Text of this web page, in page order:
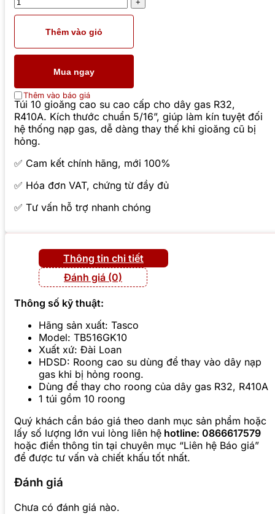
Thêm vào giỏ
Mua ngay
Thêm vào báo giá
Túi 10 gioăng cao su cao cấp cho dây gas R32,
R410A. Kích thước chuẩn 5/16”, giúp làm kín tuyệt đối
hệ thống nạp gas, dễ dàng thay thế khi gioăng cũ bị
hỏng.
✅ Cam kết chính hãng, mới 100%
✅ Hóa đơn VAT, chứng từ đầy đủ
✅ Tư vấn hỗ trợ nhanh chóng
Thông tin chi tiết
Đánh giá (0)
Thông số kỹ thuật:
Hãng sản xuất: Tasco
Model: TB516GK10
Xuất xứ: Đài Loan
HDSD: Roong cao su dùng để thay vào dây nạp
gas khi bị hỏng roong.
Dùng để thay cho roong của dây gas R32, R410A
1 túi gồm 10 roong
Quý khách cần báo giá theo danh mục sản phẩm hoặc
lấy số lượng lớn vui lòng liên hệ hotline: 0866617579
hoặc điền thông tin tại chuyên mục “Liên hệ Báo giá”
để được tư vấn và chiết khấu tốt nhất.
Đánh giá
Chưa có đánh giá nào.